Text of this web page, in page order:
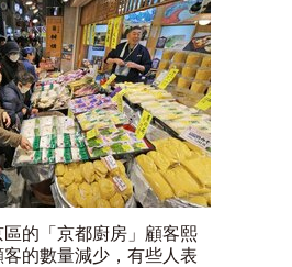
的「京都廚房」顧客熙
的數量減少，有些人表